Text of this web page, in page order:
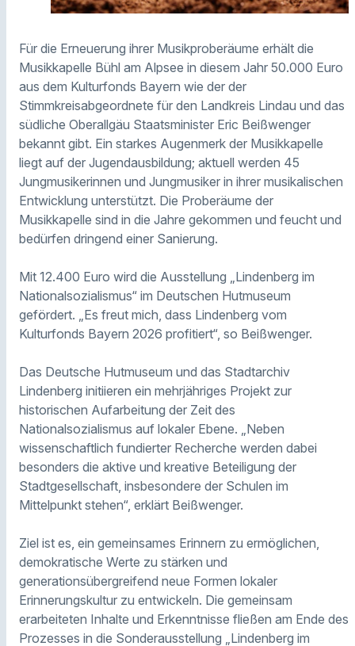
Für die Erneuerung ihrer Musikproberäume erhält die
Musikkapelle Bühl am Alpsee in diesem Jahr 50.000 Euro
aus dem Kulturfonds Bayern wie der der
Stimmkreisabgeordnete für den Landkreis Lindau und das
südliche Oberallgäu Staatsminister Eric Beißwenger
bekannt gibt. Ein starkes Augenmerk der Musikkapelle
liegt auf der Jugendausbildung; aktuell werden 45
Jungmusikerinnen und Jungmusiker in ihrer musikalischen
Entwicklung unterstützt. Die Proberäume der
Musikkapelle sind in die Jahre gekommen und feucht und
bedürfen dringend einer Sanierung.
Mit 12.400 Euro wird die Ausstellung „Lindenberg im
Nationalsozialismus“ im Deutschen Hutmuseum
gefördert. „Es freut mich, dass Lindenberg vom
Kulturfonds Bayern 2026 profitiert“, so Beißwenger.
Das Deutsche Hutmuseum und das Stadtarchiv
Lindenberg initiieren ein mehrjähriges Projekt zur
historischen Aufarbeitung der Zeit des
Nationalsozialismus auf lokaler Ebene. „Neben
wissenschaftlich fundierter Recherche werden dabei
besonders die aktive und kreative Beteiligung der
Stadtgesellschaft, insbesondere der Schulen im
Mittelpunkt stehen“, erklärt Beißwenger.
Ziel ist es, ein gemeinsames Erinnern zu ermöglichen,
demokratische Werte zu stärken und
generationsübergreifend neue Formen lokaler
Erinnerungskultur zu entwickeln. Die gemeinsam
erarbeiteten Inhalte und Erkenntnisse fließen am Ende des
Prozesses in die Sonderausstellung „Lindenberg im